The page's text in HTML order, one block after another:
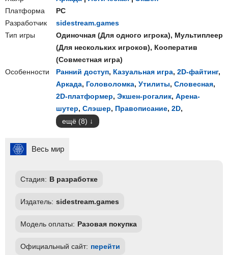
Платформа
PC
Разработчик
sidestream.games
Тип игры
Одиночная (Для одного игрока), Мультиплеер
(Для нескольких игроков), Кооператив
(Совместная игра)
Особенности
Ранний доступ, Казуальная игра, 2D-файтинг,
Аркада, Головоломка, Утилиты, Словесная,
2D-платформер, Экшен-рогалик, Арена-
шутер, Слэшер, Правописание, 2D,
ещё (8)
Весь мир
Стадия: В разработке
Издатель: sidestream.games
Модель оплаты: Разовая покупка
Официальный сайт: перейти